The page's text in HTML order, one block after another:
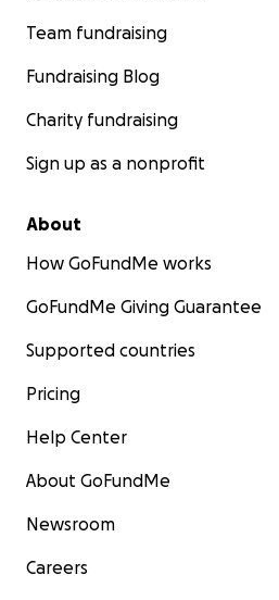
Team fundraising
Fundraising Blog
Charity fundraising
Sign up as a nonprofit
About
How GoFundMe works
GoFundMe Giving Guarantee
Supported countries
Pricing
Help Center
About GoFundMe
Newsroom
Careers